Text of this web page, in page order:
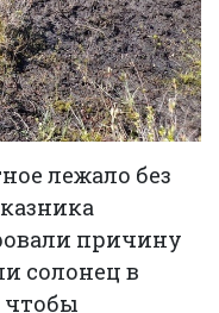
лежало без
причину
солонец в
чтобы